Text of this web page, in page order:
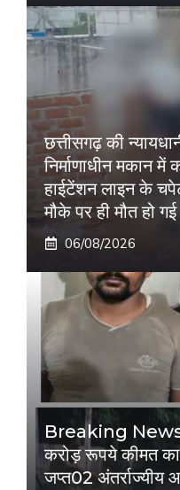
छत्तीसगढ़ की
निर्माणाधीन मकान
हाईटेंशन लाइन के
मौके पर ही मौत हो
06/08/2026
Breaking News-
करोड़ रूपये कीमत का
जप्त02 अंतर्राज्यीय